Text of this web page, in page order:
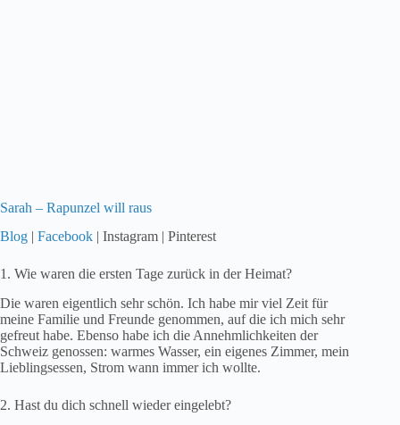
Sarah – Rapunzel will raus
Blog | Facebook | Instagram | Pinterest
1. Wie waren die ersten Tage zurück in der Heimat?
Die waren eigentlich sehr schön. Ich habe mir viel Zeit für
meine Familie und Freunde genommen, auf die ich mich sehr
gefreut habe. Ebenso habe ich die Annehmlichkeiten der
Schweiz genossen: warmes Wasser, ein eigenes Zimmer, mein
Lieblingsessen, Strom wann immer ich wollte.
2. Hast du dich schnell wieder eingelebt?